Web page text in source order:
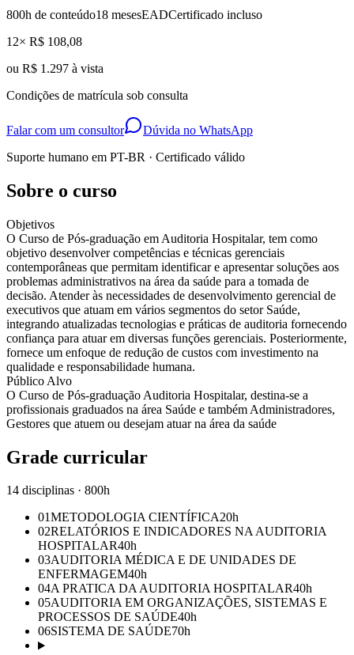
800h de conteúdo18 mesesEADCertificado incluso
12× R$ 108,08
ou R$ 1.297 à vista
Condições de matrícula sob consulta
Falar com um consultor
Dúvida no WhatsApp
Suporte humano em PT-BR · Certificado válido
Sobre o curso
Objetivos
O Curso de Pós-graduação em Auditoria Hospitalar, tem como
objetivo desenvolver competências e técnicas gerenciais
contemporâneas que permitam identificar e apresentar soluções aos
problemas administrativos na área da saúde para a tomada de
decisão. Atender às necessidades de desenvolvimento gerencial de
executivos que atuam em vários segmentos do setor Saúde,
integrando atualizadas tecnologias e práticas de auditoria fornecendo
confiança para atuar em diversas funções gerenciais. Posteriormente,
fornece um enfoque de redução de custos com investimento na
qualidade e responsabilidade humana.
Público Alvo
O Curso de Pós-graduação Auditoria Hospitalar, destina-se a
profissionais graduados na área Saúde e também Administradores,
Gestores que atuem ou desejam atuar na área da saúde
Grade curricular
14 disciplinas · 800h
01METODOLOGIA CIENTÍFICA20h
02RELATÓRIOS E INDICADORES NA AUDITORIA
HOSPITALAR40h
03AUDITORIA MÉDICA E DE UNIDADES DE
ENFERMAGEM40h
04A PRATICA DA AUDITORIA HOSPITALAR40h
05AUDITORIA EM ORGANIZAÇÕES, SISTEMAS E
PROCESSOS DE SAÚDE40h
06SISTEMA DE SAÚDE70h